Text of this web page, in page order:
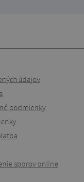
údajov
podmienky
sporov online